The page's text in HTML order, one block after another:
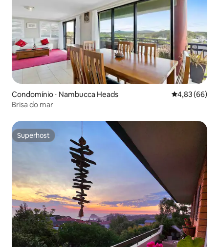
Condomínio ⋅ Nambucca Heads 4,83 de uma
4,83 (66)
Brisa do mar
Superhost
Superhost